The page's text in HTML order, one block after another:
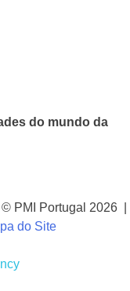
do mundo da
PMI Portugal 2026 |
do Site